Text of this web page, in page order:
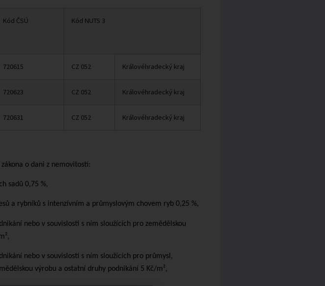
Kód ČSÚ Kód NUTS 3
720615 CZ 052 Královéhradecký kraj
720623 CZ 052 Královéhradecký kraj
720631 CZ 052 Královéhradecký kraj
o dani z nemovitostí:
sadů 0,75 %,
a rybníků s intenzívním a průmyslovým chovem ryb 0,25 %,
nebo v souvislosti s ním sloužících pro zemědělskou
nebo v souvislosti s ním sloužících pro průmysl,
výrobu a ostatní druhy podnikání 5 Kč/m²,